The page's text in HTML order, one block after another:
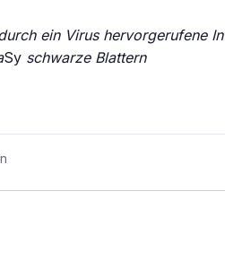
ein Virus hervorgerufene
Sy schwarze Blattern